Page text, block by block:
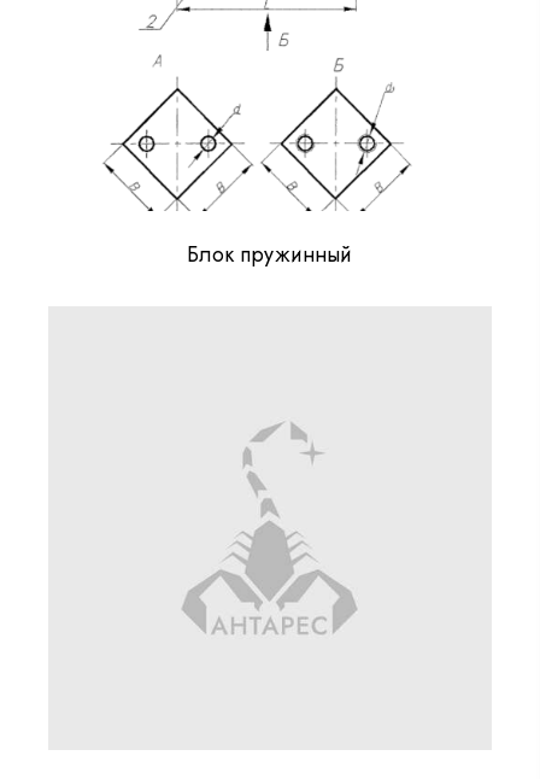
Блок пружинный